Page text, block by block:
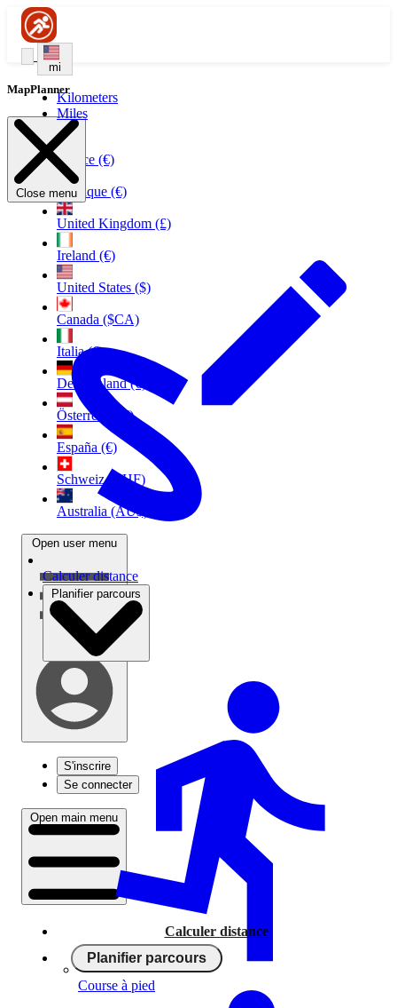
mi
Kilometers
Miles
France (€)
Belgique (€)
United Kingdom (£)
Ireland (€)
United States ($)
Canada ($CA)
Italia (€)
Deutschland (€)
Österreich (€)
España (€)
Schweiz (CHF)
Australia (AU$)
Open user menu
S'inscrire
Se connecter
Open main menu
Calculer distance
Planifier parcours
MapPlanner
Close menu
Calculer distance
Planifier parcours
Course à pied